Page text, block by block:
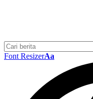
Font ResizerAa